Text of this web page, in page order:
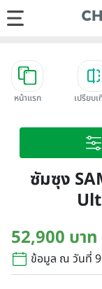
หน้าแรก เปรียบ
ซัมซุง
52,900 บาท
ข้อมูล ณ วันที่